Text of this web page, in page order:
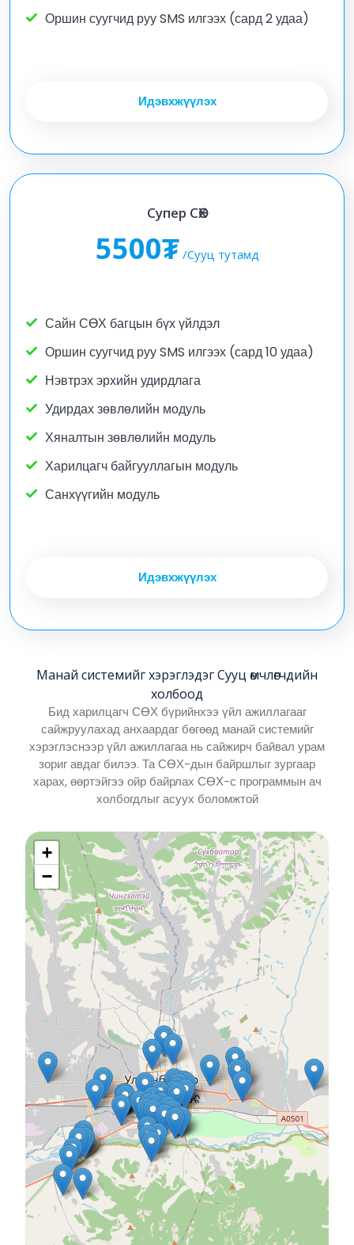
Оршин суугчид руу SMS илгээх (сард 2 удаа)
Идэвхжүүлэх
Супер СӨХ
5500₮ /Сууц тутамд
Сайн СӨХ багцын бүх үйлдэл
Оршин суугчид руу SMS илгээх (сард 10 удаа)
Нэвтрэх эрхийн удирдлага
Удирдах зөвлөлийн модуль
Хяналтын зөвлөлийн модуль
Харилцагч байгууллагын модуль
Санхүүгийн модуль
Идэвхжүүлэх
Манай системийг хэрэглэдэг Сууц өмчлөгчдийн
холбоод
Бид харилцагч СӨХ бүрийнхээ үйл ажиллагааг
сайжруулахад анхаардаг бөгөөд манай системийг
хэрэглэснээр үйл ажиллагаа нь сайжирч байвал урам
зориг авдаг билээ. Та СӨХ-дын байршлыг зургаар
харах, өөртэйгээ ойр байрлах СӨХ-с программын ач
холбогдлыг асуух боломжтой
+
−